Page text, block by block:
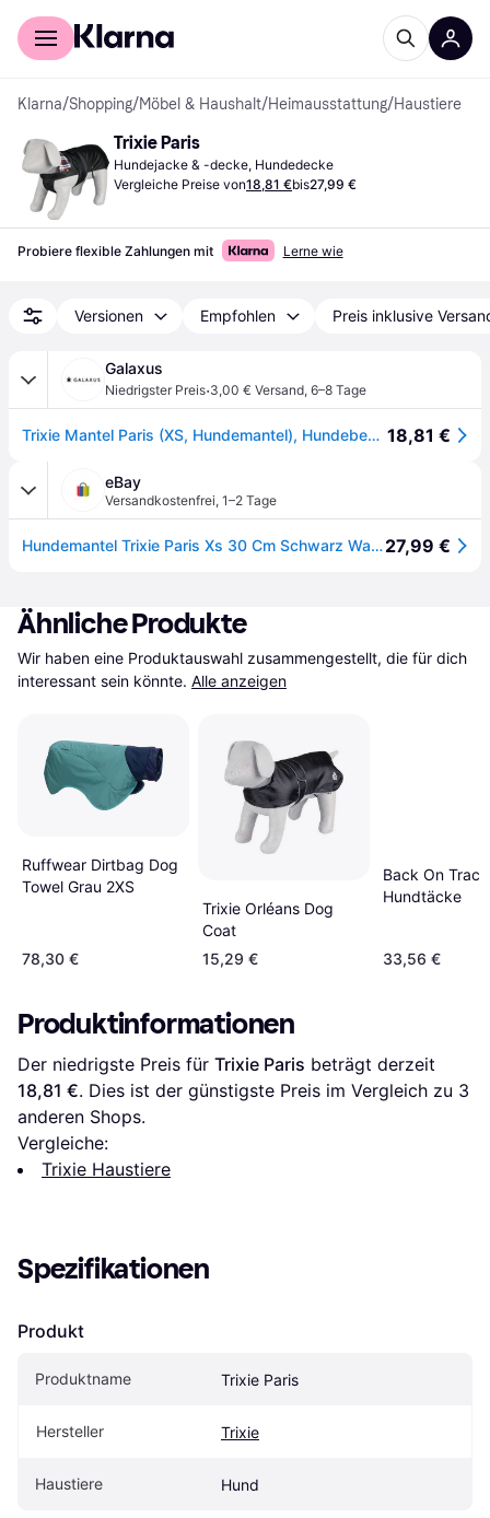
Für Shopper
Klarna/Shopping/Möbel & Haushalt/Heimausstattung/Haustiere
Trixie Paris
Hundejacke & -decke, Hundedecke
Vergleiche Preise von18,81 €bis27,99 €
Probiere flexible Zahlungen mit Lerne wie
Versionen Empfohlen Preis inklusive
Galaxus
Niedrigster Preis·3,00 € Versand, 6–8 Tage
Trixie Mantel Paris (XS, Hundemantel), Hundebekleidung 18,81 €
eBay
Versandkostenfrei, 1–2 Tage
Hundemantel Trixie Paris Xs 30 Cm Schwarz Wasserabweisend 30500 Hundebekleidung27,99 €
Ähnliche Produkte
Wir haben eine Produktauswahl zusammengestellt, die für dich
interessant sein könnte. Alle anzeigen
Ruffwear Dirtbag Dog
Towel Grau 2XS
78,30 €
Trixie Orléans Dog
Coat
15,29 €
Back On
Hundtäcke
33,56 €
Produktinformationen
Der niedrigste Preis für Trixie Paris
18,81 €. Dies ist der günstigste Preis im Vergleich zu 3
anderen Shops.
Vergleiche:
Trixie Haustiere
Spezifikationen
Produkt
Produktname Trixie Paris
Hersteller Trixie
Haustiere Hund